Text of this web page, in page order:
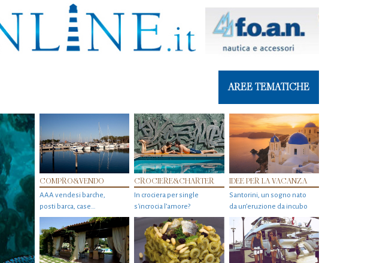
AREE TEMATICHE
COMPRO&VENDO
AAA vendesi barche,
posti barca, case…
CROCIERE&CHARTER
In crociera per single
s'incrocia l’amore?
IDEE PER LA VACANZA
Santorini, un sogno nato
da un’eruzione da incubo